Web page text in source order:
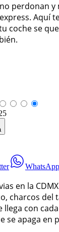
perdonan y
Aquí
coche se
WhatsApp
en la
charcos del
llega con
se apaga en